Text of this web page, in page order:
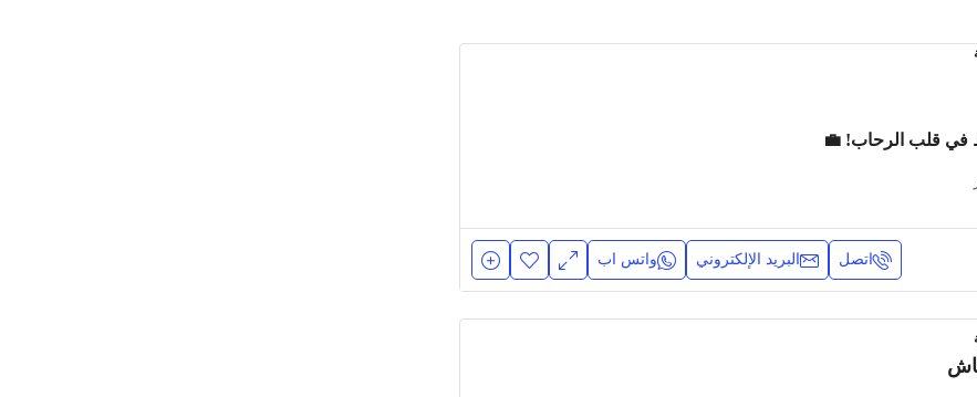
في قلب الرحاب! 💼
اتصل البريد الإلكتروني واتس اب